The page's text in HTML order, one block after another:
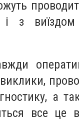
і з
виклики,
а
все це